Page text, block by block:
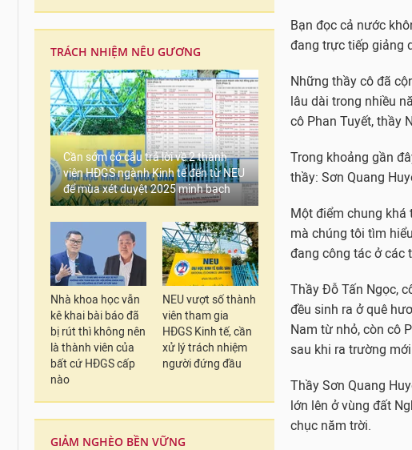
TRÁCH NHIỆM NÊU GƯƠNG
Cần sớm có câu trả lời về 2 thành
viên HĐGS ngành Kinh tế đến từ NEU
để mùa xét duyệt 2025 minh bạch
Nhà khoa học vẫn
kê khai bài báo đã
bị rút thì không nên
là thành viên của
bất cứ HĐGS cấp
nào
NEU vượt số thành
viên tham gia
HĐGS Kinh tế, cần
xử lý trách nhiệm
người đứng đầu
GIẢM NGHÈO BỀN VỮNG
Bạn đọc cả nước
đang trực tiếp giảng
Những thầy cô đã
lâu dài trong nhiều
cô Phan Tuyết, thầy
Trong khoảng gần
thầy: Sơn Quang
Một điểm chung khá
mà chúng tôi tìm
đang công tác ở các
Thầy Đỗ Tấn Ngọc,
đều sinh ra ở quê
Nam từ nhỏ, còn cô
sau khi ra trường
Thầy Sơn Quang
lớn lên ở vùng đất
chục năm trời.